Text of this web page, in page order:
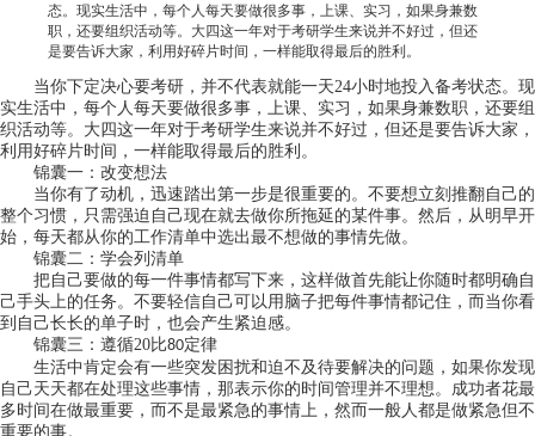
态。现实生活中，每个人每天要做很多事，上课、实习，如果身兼数
职，还要组织活动等。大四这一年对于考研学生来说并不好过，但还
是要告诉大家，利用好碎片时间，一样能取得最后的胜利。
当你下定决心要考研，并不代表就能一天24小时地投入备考状态。现
实生活中，每个人每天要做很多事，上课、实习，如果身兼数职，还要组
织活动等。大四这一年对于考研学生来说并不好过，但还是要告诉大家，
利用好碎片时间，一样能取得最后的胜利。
锦囊一：改变想法
当你有了动机，迅速踏出第一步是很重要的。不要想立刻推翻自己的
整个习惯，只需强迫自己现在就去做你所拖延的某件事。然后，从明早开
始，每天都从你的工作清单中选出最不想做的事情先做。
锦囊二：学会列清单
把自己要做的每一件事情都写下来，这样做首先能让你随时都明确自
己手头上的任务。不要轻信自己可以用脑子把每件事情都记住，而当你看
到自己长长的单子时，也会产生紧迫感。
锦囊三：遵循20比80定律
生活中肯定会有一些突发困扰和迫不及待要解决的问题，如果你发现
自己天天都在处理这些事情，那表示你的时间管理并不理想。成功者花最
多时间在做最重要，而不是最紧急的事情上，然而一般人都是做紧急但不
重要的事。